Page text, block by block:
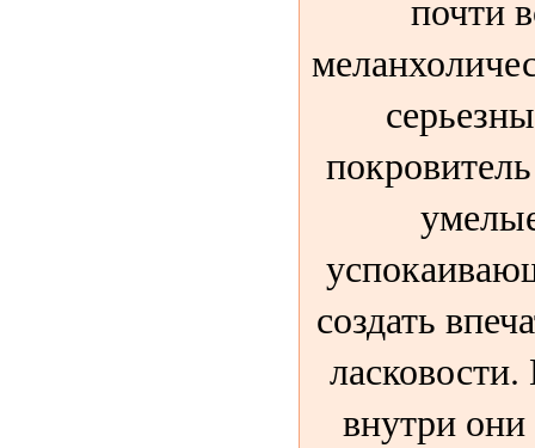
создать
внутри